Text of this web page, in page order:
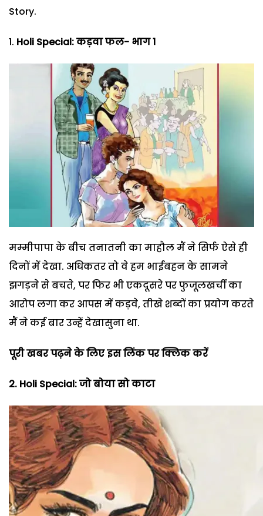
Story.
Holi Special: कड़वा फल- भाग 1
मम्मीपापा के बीच तनातनी का माहौल मैं ने सिर्फ ऐसे ही
दिनों में देखा. अधिकतर तो वे हम भाईबहन के सामने
झगड़ने से बचते, पर फिर भी एकदूसरे पर फुजूलखर्ची का
आरोप लगा कर आपस में कड़वे, तीखे शब्दों का प्रयोग करते
मैं ने कई बार उन्हें देखासुना था.
पूरी खबर पढ़ने के लिए इस लिंक पर क्लिक करें
2. Holi Special: जो बोया सो काटा